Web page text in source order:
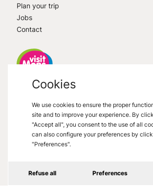
Plan your trip
Jobs
Contact
Grand Place 27, 7000 Mons
Cookies
We use cookies to ensure the proper
site and to improve your experience. By
"Accept all", you consent to the use of all
can also configure your preferences by
"Preferences".
Refuse all Preferences